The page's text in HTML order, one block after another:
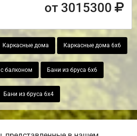
от 3015300
Каркасные дома Каркасные дома 6х6
балконом Бани из бруса 6х6
Бани из бруса 6х4